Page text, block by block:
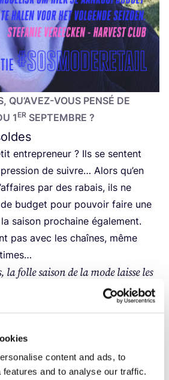
content and ads, to
and to analyse our traffic.
QU’A­VEZ-VOUS PEN­SÉ DE
1 ER SEPTEMBRE ?
entre­pre­neur ? Ils se sentent
de suivre… Alors qu’en
par des rabais, ils ne
bud­get pour pou­voir faire une
sai­son pro­chaine éga­le­ment.
pas avec les chaînes, même
folle sai­son de la mode laisse les
et les soldes à par­tir de juin, cela
des cas, il n’y a plus qu’un
géants de la mode et des chaînes,